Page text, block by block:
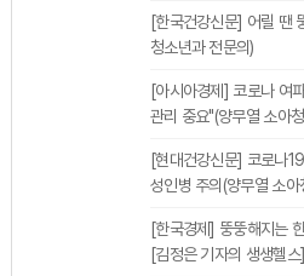
[한국건강신문] 어릴 땐
청소년과 전문의)
[아시아경제] 코로나 여
관리 중요"(양무열 소아
[현대건강신문] 코로나
성인병 주의(양무열 소아
[한국경제] 뚱뚱해지는
[김정은 기자의 생생헬